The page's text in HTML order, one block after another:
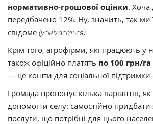
нормативно-грошової оцінки.
передбачено 12%. Ну, значить, так
свідоме (усміхається).
Крім того, агрофірми, які працюють у
також офіційно платять по 100 грн/
— це кошти для соціальної підтримки
Громада пропонує кілька варіантів,
допомогти селу: самостійно придбати
послуги, що потрібні для цього